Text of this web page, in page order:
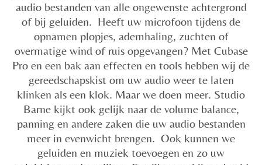
audio bestanden van alle ongewenste achtergrond
of bij geluiden. Heeft uw microfoon tijdens de
opnamen plopjes, ademhaling, zuchten of
overmatige wind of ruis opgevangen? Met Cubase
Pro en een bak aan effecten en tools hebben wij de
gereedschapskist om uw audio weer te laten
klinken als een klok. Maar we doen meer. Studio
Barne kijkt ook gelijk naar de volume balance,
panning en andere zaken die uw audio bestanden
meer in evenwicht brengen. Ook kunnen we
geluiden en muziek toevoegen en zo uw